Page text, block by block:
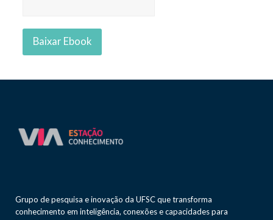
Grupo de pesquisa e inovação da UFSC que transforma
conhecimento em inteligência, conexões e capacidades para